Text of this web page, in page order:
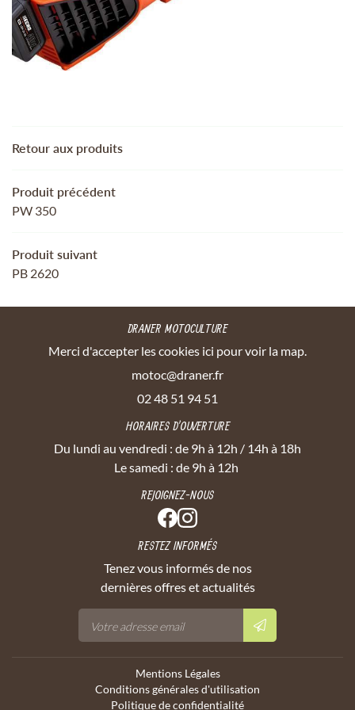
SERVICES
CONTACT
Retour aux produits
Produit précédent
PW 350
Produit suivant
PB 2620
DRANER MOTOCULTURE
Merci d'accepter les cookies ici pour voir la map.
02 48 51 94 51
HORAIRES D'OUVERTURE
Du lundi au vendredi : de 9h à 12h / 14h à 18h
Le samedi : de 9h à 12h
REJOIGNEZ-NOUS
RESTEZ INFORMÉS
Tenez vous informés de nos
dernières offres et actualités
Mentions Légales
Conditions générales d'utilisation
Politique de confidentialité